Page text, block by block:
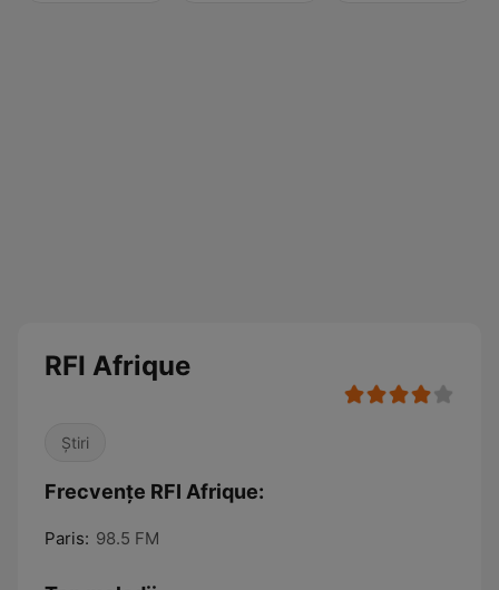
RFI Afrique
Știri
Frecvențe RFI Afrique:
Paris: 98.5 FM